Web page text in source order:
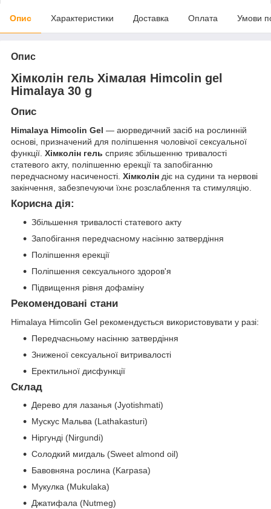
Опис Характеристики Доставка Оплата Умови
Опис
Хімколін гель Хімалая Himcolin gel
Himalaya 30 g
Опис
Himalaya Himcolin Gel — аюрведичний засіб на рослинній
основі, призначений для поліпшення чоловічої сексуальної
функції. Хімколін гель сприяє збільшенню тривалості
статевого акту, поліпшенню ерекції та запобіганню
передчасному насиченості. Хімколін діє на судини та нервові
закінчення, забезпечуючи їхнє розслаблення та стимуляцію.
Корисна дія:
Збільшення тривалості статевого акту
Запобігання передчасному насінню затвердіння
Поліпшення ерекції
Поліпшення сексуального здоров'я
Підвищення рівня дофаміну
Рекомендовані стани
Himalaya Himcolin Gel рекомендується використовувати у разі:
Передчасньому насінню затвердіння
Зниженої сексуальної витривалості
Еректильної дисфункції
Склад
Дерево для лазанья (Jyotishmati)
Мускус Мальва (Lathakasturi)
Ніргунді (Nirgundi)
Солодкий мигдаль (Sweet almond oil)
Бавовняна рослина (Karpasa)
Мукулка (Mukulaka)
Джатифала (Nutmeg)